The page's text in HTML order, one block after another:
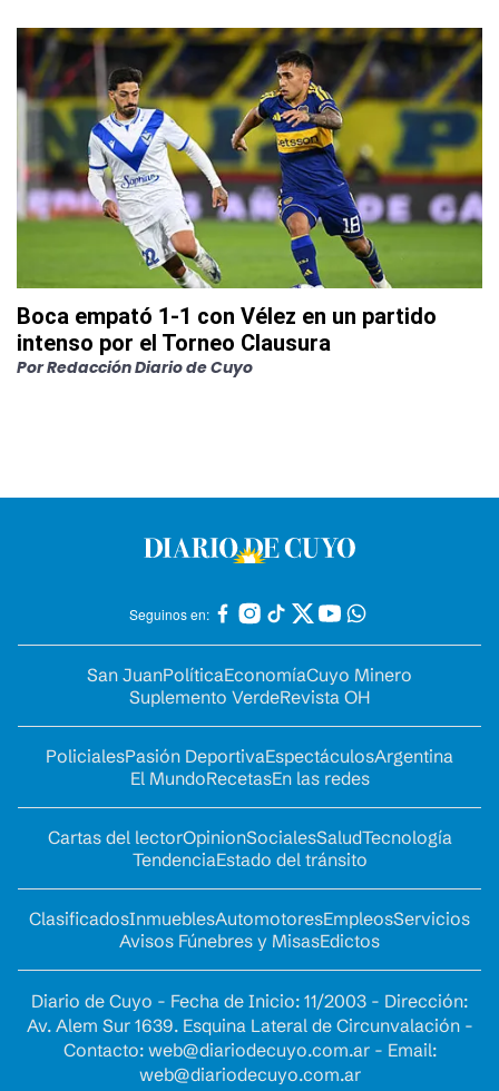
Boca empató 1-1 con Vélez en un partido
intenso por el Torneo Clausura
PorRedacción Diario de Cuyo
Seguinos en:
San JuanPolíticaEconomíaCuyo Minero
Suplemento VerdeRevista OH
PolicialesPasión DeportivaEspectáculosArgentina
El MundoRecetasEn las redes
Cartas del lectorOpinionSocialesSaludTecnología
TendenciaEstado del tránsito
ClasificadosInmueblesAutomotoresEmpleosServicios
Avisos Fúnebres y MisasEdictos
Diario de Cuyo - Fecha de Inicio: 11/2003 - Dirección:
Av. Alem Sur 1639. Esquina Lateral de Circunvalación -
Contacto: web@diariodecuyo.com.ar- Email:
web@diariodecuyo.com.ar